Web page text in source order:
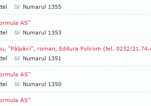
Numarul 1355
AS"
Numarul 1353
"Pâlpâiri", roman, Edi­tura Polirom (tel. 0232/
Numarul 1351
AS"
Numarul 1350
AS"